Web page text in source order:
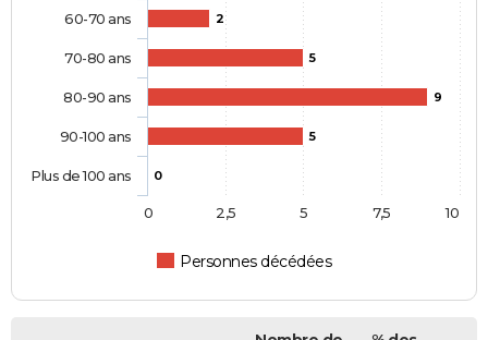
2
5
9
5
0
Personnes décédées
60-70 ans
70-80 ans
80-90 ans
90-100 ans
Plus de 100 ans
0 10
2,5 5 7,5